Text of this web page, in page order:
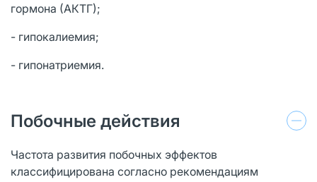
гормона (АКТГ);
- гипокалиемия;
- гипонатриемия.
Побочные действия
Частота развития побочных эффектов
классифицирована согласно рекомендациям